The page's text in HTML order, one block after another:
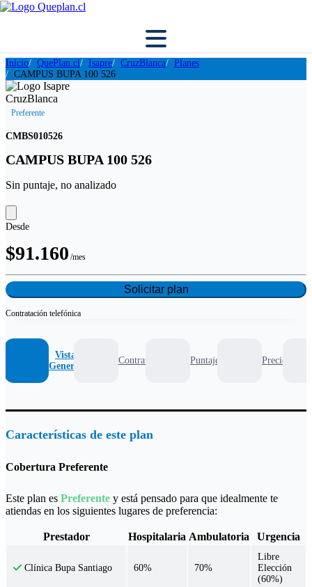
Inicio QuePlan.cl Isapre CruzBlanca
Planes
CAMPUS BUPA 100 526
Preferente
CMBS010526
CAMPUS BUPA 100 526
Sin puntaje, no analizado
Desde
$91.160 /mes
Solicitar plan
Contratación telefónica
Vista
General
Contrato Puntaje Precio
Características de este plan
Cobertura Preferente
Este plan es Preferente y está pensado para que idealmente te
atiendas en los siguientes lugares de preferencia:
Prestador Hospitalaria Ambulatoria Urgencia
Clínica Bupa Santiago 60% 70%
Libre
Elección
(60%)